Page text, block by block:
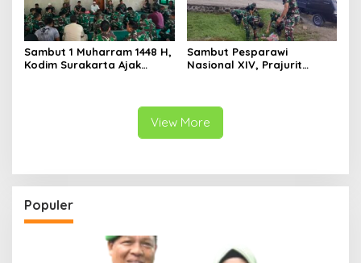
Sambut 1 Muharram 1448 H,
Kodim Surakarta Ajak
Sambut Pesparawi
Nasional XIV, Prajurit
View More
Populer